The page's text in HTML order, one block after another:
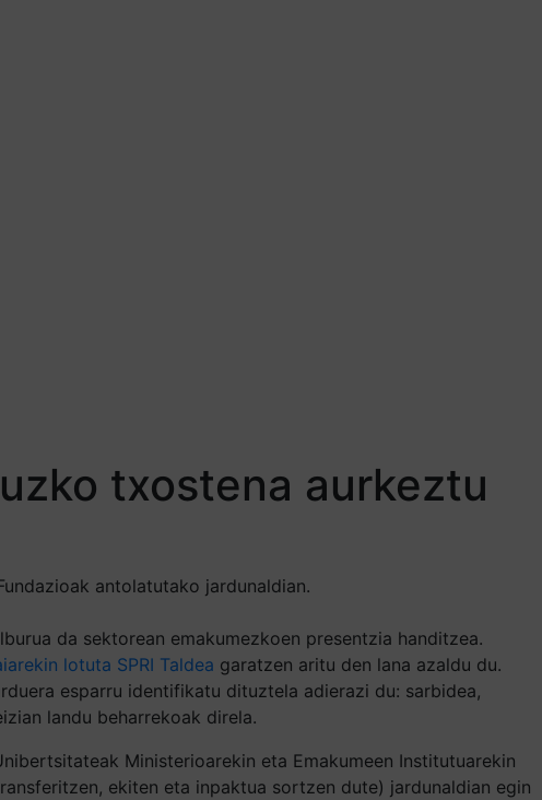
txostena aurkeztu
antolatutako jardunaldian.
da sektorean emakumezkoen presentzia handitzea.
lotuta SPRI Taldea garatzen aritu den lana azaldu du.
esparru identifikatu dituztela adierazi du: sarbidea,
landu beharrekoak direla.
Ministerioarekin eta Emakumeen Institutuarekin
ekiten eta inpaktua sortzen dute) jardunaldian egin